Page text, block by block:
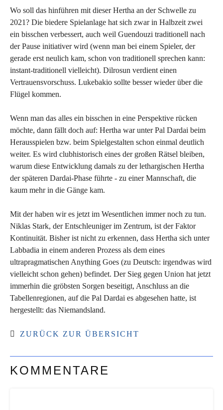
Wo soll das hinführen mit dieser Hertha an der Schwelle zu
2021? Die biedere Spielanlage hat sich zwar in Halbzeit zwei
ein bisschen verbessert, auch weil Guendouzi traditionell nach
der Pause initiativer wird (wenn man bei einem Spieler, der
gerade erst neulich kam, schon von traditionell sprechen kann:
instant-traditionell vielleicht). Dilrosun verdient einen
Vertrauensvorschuss. Lukebakio sollte besser wieder über die
Flügel kommen.
Wenn man das alles ein bisschen in eine Perspektive rücken
möchte, dann fällt doch auf: Hertha war unter Pal Dardai beim
Herausspielen bzw. beim Spielgestalten schon einmal deutlich
weiter. Es wird clubhistorisch eines der großen Rätsel bleiben,
warum diese Entwicklung damals zu der lethargischen Hertha
der späteren Dardai-Phase führte - zu einer Mannschaft, die
kaum mehr in die Gänge kam.
Mit der haben wir es jetzt im Wesentlichen immer noch zu tun.
Niklas Stark, der Entschleuniger im Zentrum, ist der Faktor
Kontinuität. Bisher ist nicht zu erkennen, dass Hertha sich unter
Labbadia in einem anderen Prozess als dem eines
ultrapragmatischen Anything Goes (zu Deutsch: irgendwas wird
vielleicht schon gehen) befindet. Der Sieg gegen Union hat jetzt
immerhin die gröbsten Sorgen beseitigt, Anschluss an die
Tabellenregionen, auf die Pal Dardai es abgesehen hatte, ist
hergestellt: das Niemandsland.
ZURÜCK ZUR ÜBERSICHT
KOMMENTARE